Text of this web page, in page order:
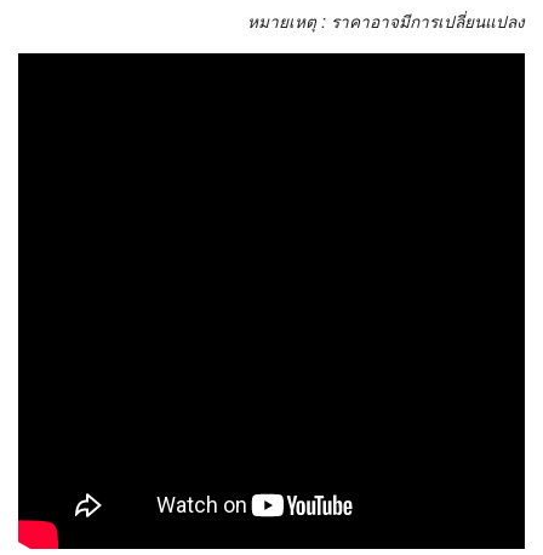
หมายเหตุ : ราคาอาจมีการเปลี่ยนแปลง